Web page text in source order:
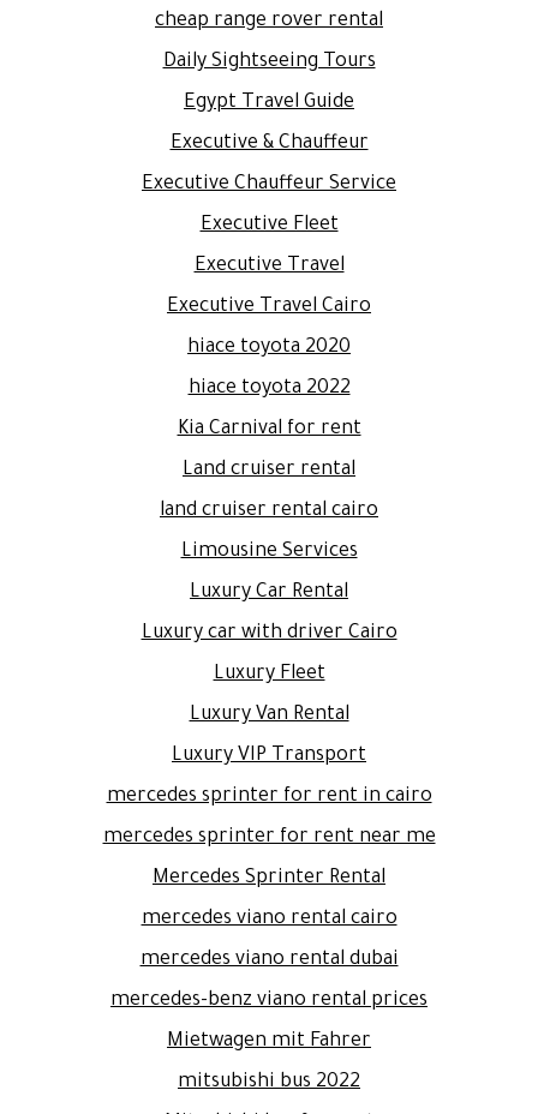
cheap range rover rental
Daily Sightseeing Tours
Egypt Travel Guide
Executive & Chauffeur
Executive Chauffeur Service
Executive Fleet
Executive Travel
Executive Travel Cairo
hiace toyota 2020
hiace toyota 2022
Kia Carnival for rent
Land cruiser rental
land cruiser rental cairo
Limousine Services
Luxury Car Rental
Luxury car with driver Cairo
Luxury Fleet
Luxury Van Rental
Luxury VIP Transport
mercedes sprinter for rent in cairo
mercedes sprinter for rent near me
Mercedes Sprinter Rental
mercedes viano rental cairo
mercedes viano rental dubai
mercedes-benz viano rental prices
Mietwagen mit Fahrer
mitsubishi bus 2022